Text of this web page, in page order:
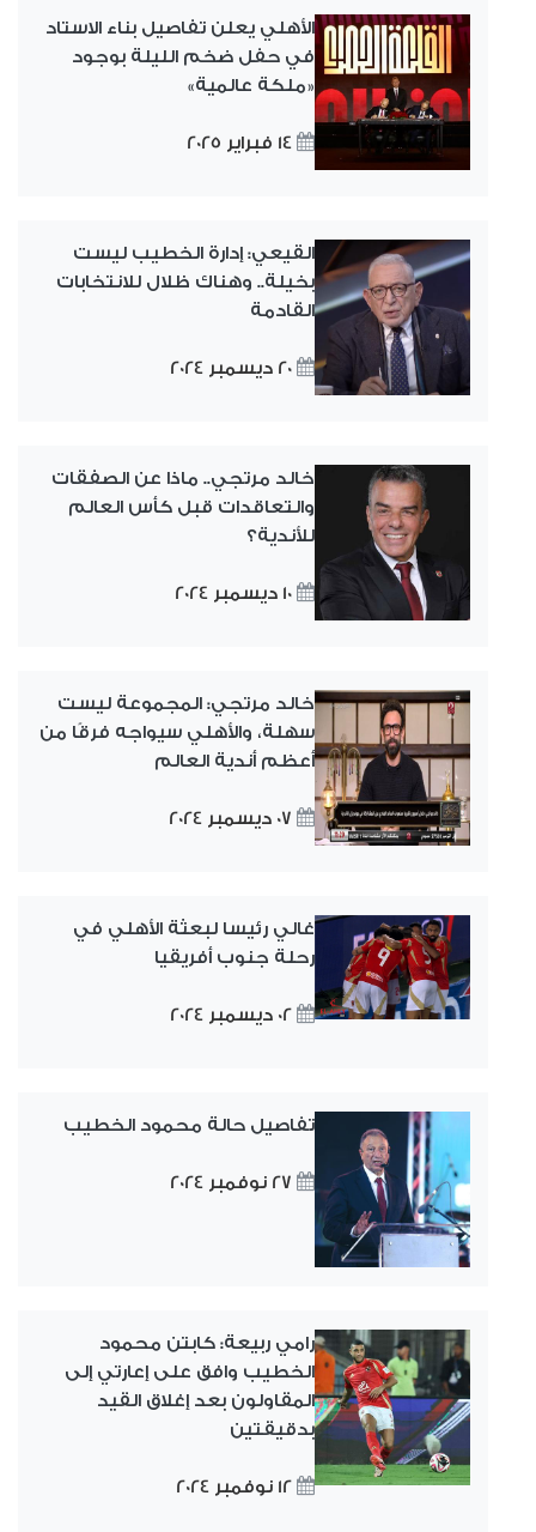
الأهلي يعلن تفاصيل بناء الاستاد
في حفل ضخم الليلة بوجود
«ملكة عالمية»
14 فبراير 2025
القيعي: إدارة الخطيب ليست
بخيلة.. وهناك ظلال للانتخابات
القادمة
20 ديسمبر 2024
خالد مرتجي.. ماذا عن الصفقات
والتعاقدات قبل كأس العالم
للأندية؟
10 ديسمبر 2024
خالد مرتجي: المجموعة ليست
سهلة، والأهلي سيواجه فرقًا من
أعظم أندية العالم
07 ديسمبر 2024
غالي رئيسا لبعثة الأهلي في
رحلة جنوب أفريقيا
02 ديسمبر 2024
تفاصيل حالة محمود الخطيب
27 نوفمبر 2024
رامي ربيعة: كابتن محمود
الخطيب وافق على إعارتي إلى
المقاولون بعد إغلاق القيد
بدقيقتين
12 نوفمبر 2024